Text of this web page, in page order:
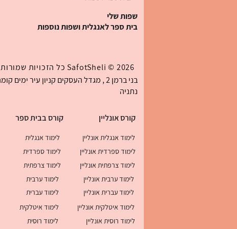
פרטנר
שפות שלי
בית ספר לאנגלית ושפות נוספות
2026 ©
SafotSheliכל הזכויות שמורות
נתניה
קורס אונליין קורס בבית ספר
לימוד אנגלית אונליין לימוד אנגלית
לימוד ספרדית אונליין
לימוד ספרדית
לימוד צרפתית
לימוד צרפתית אונליין
לימוד ערבית אונליין
לימוד ערבית
לימוד עברית אונליין
לימוד עברית
לימוד איטלקית אונליין
לימוד איטלקית
לימוד רוסית אונליין
לימוד רוסית